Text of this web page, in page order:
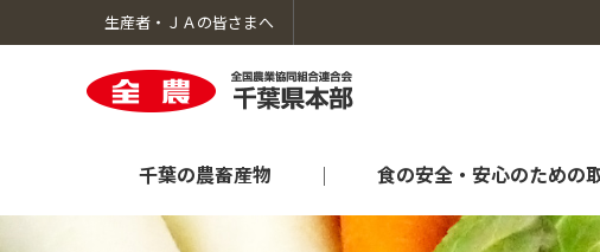
生産者・ＪＡの皆さまへ
千葉の農畜産物 食の安全・安心のための